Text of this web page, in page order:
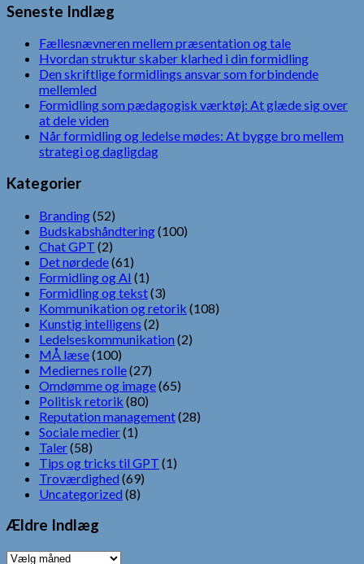
Seneste Indlæg
Fællesnævneren mellem præsentation og tale
Hvordan struktur skaber klarhed i din formidling
Den skriftlige formidlings ansvar som forbindende
mellemled
Formidling som pædagogisk værktøj: At glæde sig over
at dele viden
Når formidling og ledelse mødes: At bygge bro mellem
strategi og dagligdag
Kategorier
Branding(52)
Budskabshåndtering(100)
Chat GPT (2)
Det nørdede(61)
Formidling og AI (1)
Formidling og tekst(3)
Kommunikation og retorik (108)
Kunstig intelligens (2)
Ledelseskommunikation (2)
MÅ læse(100)
Mediernes rolle(27)
Omdømme og image(65)
Politisk retorik (80)
Reputation management(28)
Sociale medier(1)
Taler(58)
Tips og tricks til GPT (1)
Troværdighed (69)
Uncategorized (8)
Ældre Indlæg
Ældre